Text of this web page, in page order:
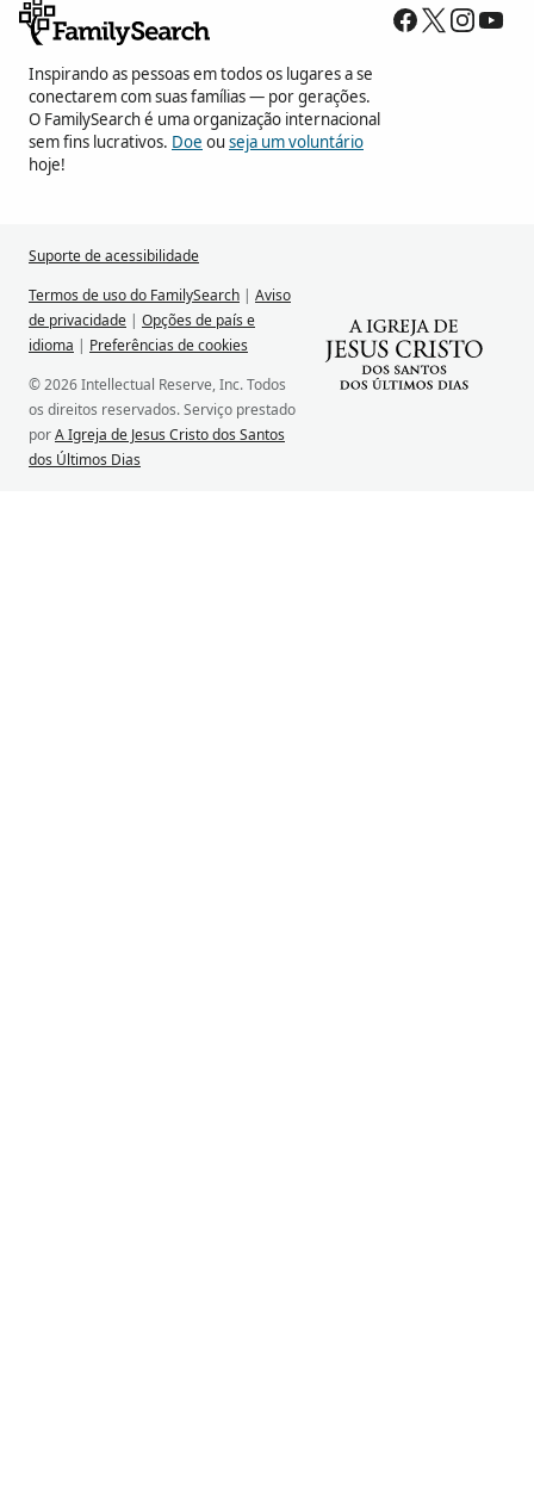
Inspirando as pessoas em todos os lugares a se
conectarem com suas famílias — por gerações.
O FamilySearch é uma organização internacional
sem fins lucrativos. Doe ouseja um voluntário
hoje!
Suporte de acessibilidade
Termos de uso do FamilySearch | Aviso
de privacidade | Opções de país e
idioma | Preferências de cookies
© 2026 Intellectual Reserve, Inc. Todos
os direitos reservados. Serviço prestado
porA Igreja de Jesus Cristo dos Santos
dos Últimos Dias